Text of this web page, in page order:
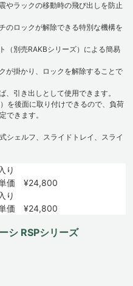
やラックの移動時の飛び出しを防止
のロックが解除できる特別な機構を
（別売RAKBシリーズ）による簡易
が掛かり、ロックを解除することで
引き出しとして使用できます。
を後面に取り付けできるので、負荷
できます。
シェルフ、スライドトレイ、スライ
り
価 ¥24,800
り
価 ¥24,800
シ RSPシリーズ